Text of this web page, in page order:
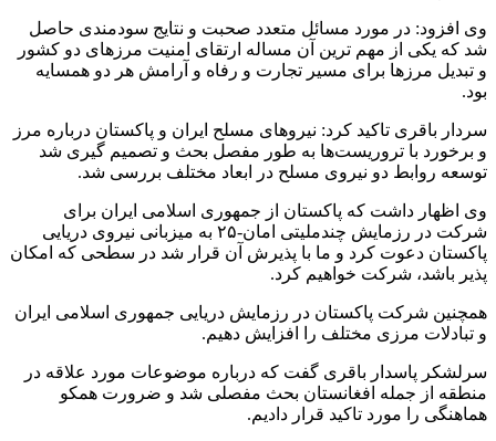
وی افزود: در مورد مسائل متعدد صحبت و نتایج سودمندی حاصل
شد که یکی از مهم ترین آن مساله ارتقای امنیت مرزهای دو کشور
و تبدیل مرزها برای مسیر تجارت و رفاه و آرامش هر دو همسایه
بود.
سردار باقری تاکید کرد: نیروهای مسلح ایران و پاکستان درباره مرز
و برخورد با تروریست‌ها به طور مفصل بحث و تصمیم گیری شد
توسعه روابط دو نیروی مسلح در ابعاد مختلف بررسی شد.
وی اظهار داشت که پاکستان از جمهوری اسلامی ایران برای
شرکت در رزمایش چندملیتی امان-۲۵ به میزبانی نیروی دریایی
پاکستان دعوت کرد و ما با پذیرش آن قرار شد در سطحی که امکان
پذیر باشد، شرکت خواهیم کرد.
همچنین شرکت پاکستان در رزمایش دریایی جمهوری اسلامی ایران
و تبادلات مرزی مختلف را افزایش دهیم.
سرلشکر پاسدار باقری گفت که درباره موضوعات مورد علاقه در
منطقه از جمله افغانستان بحث مفصلی شد و ضرورت همکو
هماهنگی را مورد تاکید قرار دادیم.